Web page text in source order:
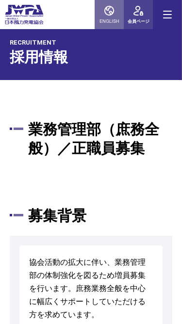
ENGLISH 会員ページ
RECRUITMENT
採用情報
業務管理部（庶務全
般）／正職員募集
募集背景
協会活動の拡大に伴い、業務管理
部の体制強化を図るため増員募集
を行います。庶務業務全般を中心
に幅広くサポートしていただける
方を求めています。